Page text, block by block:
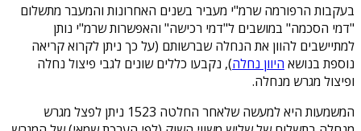
בעקבות הרפורמה שרמ"י מעביר בשנים האחרונות והמעבר מתשלום
"דמי הסכמה" במושבים ל"דמי רכישה" והאפשרות שרמ"י נותן
למתיישבים להוון את הנחלה שברשותם (על כך ניתן לקרוא קריאה
נוספת בנושא היוון נחלה), נקבעו כללים שונים לגבי פיצול נחלה
ופיצול מגרש מנחלה.
המשמעות היא למעשה שלאחר החלטה 1523 ניתן לפצל מגרש